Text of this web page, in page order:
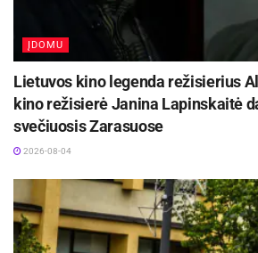
ĮDOMU
Lietuvos kino legenda režisierius
kino režisierė Janina Lapinskaitė
svečiuosis Zarasuose
2026-08-04